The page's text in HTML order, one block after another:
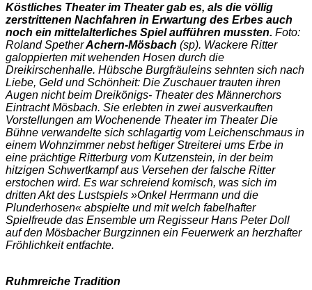
Köstliches Theater im Theater gab es, als die völlig
zerstrit­tenen Nachfahren in Erwartung des Erbes auch
noch ein mit­telalterliches Spiel aufführen mussten. Foto:
Roland SpetherAchern-Mösbach (sp). Wa­ckere Ritter
galoppierten mit wehenden Hosen durch die
Dreikirschenhalle. Hübsche Burgfräuleins sehnten sich nach
Liebe, Geld und Schön­heit: Die Zuschauer trauten ihren
Augen nicht beim Drei­königs- Theater des Männer­chors
Eintracht Mösbach. Sie erlebten in zwei ausverkauf­ten
Vorstellungen am Wo­chenende Theater im Theater Die
Bühne verwandelte sich schlagartig vom Leichen­schmaus in
einem Wohnzim­mer nebst heftiger Streiterei ums Erbe in
eine prächtige Ritterburg vom Kutzenstein, in der beim
hitzigen Schwert­kampf aus Versehen der fal­sche Ritter
erstochen wird. Es war schreiend komisch, was sich im
dritten Akt des Lust­spiels »Onkel Herrmann und die
Plunderhosen« abspiel­te und mit welch fabelhafter
Spielfreude das Ensemble um Regisseur Hans Peter Doll
auf den Mösbacher Burgzinnen ein Feuerwerk an herzhafter
Fröhlichkeit entfachte.
Ruhmreiche Tradition